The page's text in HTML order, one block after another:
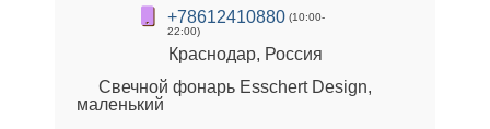
+78612410880 (10:00-
22:00)
Краснодар, Россия
Свечной фонарь Esschert Design,
маленький